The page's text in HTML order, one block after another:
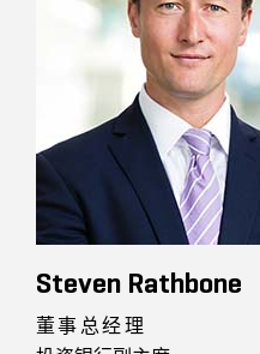
Steven Rathbone
董事总经理